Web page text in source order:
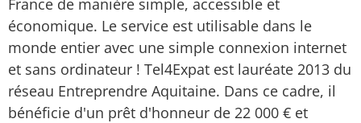
France de manière simple, accessible et
économique. Le service est utilisable dans le
monde entier avec une simple connexion internet
et sans ordinateur ! Tel4Expat est lauréate 2013 du
réseau Entreprendre Aquitaine. Dans ce cadre, il
bénéficie d'un prêt d'honneur de 22 000 € et